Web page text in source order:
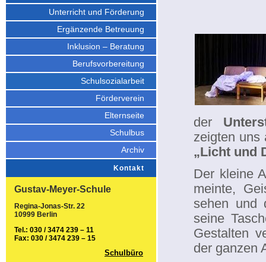
Unterricht und Förderung
Ergänzende Betreuung
Inklusion – Beratung
Berufsvorbereitung
Schulsozialarbeit
Förderverein
Elternseite
Schulbus
Archiv
Kontakt
Gustav-Meyer-Schule
Regina-Jonas-Str. 22
10999 Berlin
Tel.: 030 / 3474 239 – 11
Fax: 030 / 3474 239 – 15
Schulbüro
der
zeigten uns
„Licht und
Der kleine
meinte,
sehen und
seine
Gestalten
der ganzen